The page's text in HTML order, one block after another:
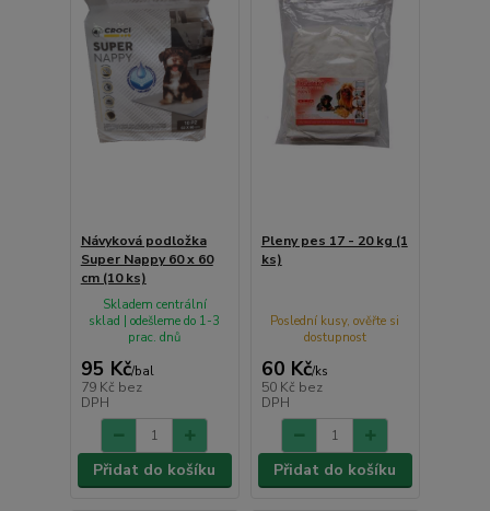
Návyková podložka
Super Nappy 60 x 60
cm (10 ks)
95 Kč/bal
79 Kč bez
DPH
Skladem centrální
sklad | odešleme do 1-3
prac. dnů
Přidat do košíku
Pleny pes 17 - 20 kg (1
ks)
60 Kč/ks
50 Kč bez
DPH
Poslední kusy, ověřte si
dostupnost
Přidat do košíku